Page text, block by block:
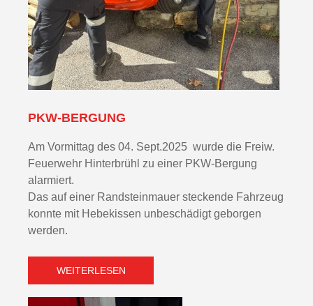
PKW-BERGUNG
Am Vormittag des 04. Sept.2025 wurde die Freiw.
Feuerwehr Hinterbrühl zu einer PKW-Bergung
alarmiert.
Das auf einer Randsteinmauer steckende Fahrzeug
konnte mit Hebekissen unbeschädigt geborgen
werden.
WEITERLESEN